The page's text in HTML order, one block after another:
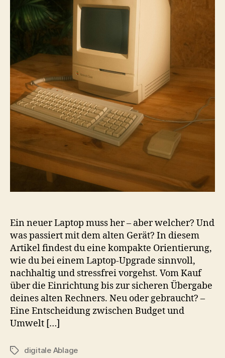
Ein neuer Laptop muss her – aber welcher? Und
was passiert mit dem alten Gerät? In diesem
Artikel findest du eine kompakte Orientierung,
wie du bei einem Laptop-Upgrade sinnvoll,
nachhaltig und stressfrei vorgehst. Vom Kauf
über die Einrichtung bis zur sicheren Übergabe
deines alten Rechners. Neu oder gebraucht? –
Eine Entscheidung zwischen Budget und
Umwelt […]
Schlagwörter
digitale Ablage